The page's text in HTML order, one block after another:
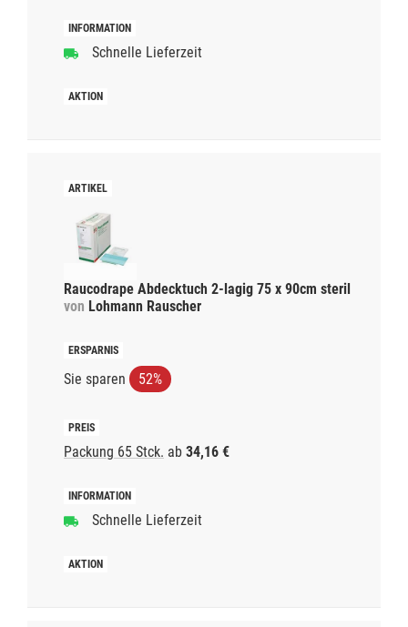
Schnelle Lieferzeit
Raucodrape Abdecktuch 2-lagig 75 x 90cm steril
von Lohmann Rauscher
Sie sparen 52%
Packung 65 Stck. ab 34,16 €
Schnelle Lieferzeit